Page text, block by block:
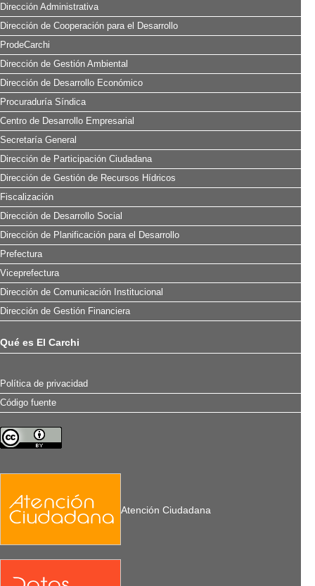
Dirección Administrativa
Dirección de Cooperación para el Desarrollo
ProdeCarchi
Dirección de Gestión Ambiental
Dirección de Desarrollo Económico
Procuraduría Síndica
Centro de Desarrollo Empresarial
Secretaría General
Dirección de Participación Ciudadana
Dirección de Gestión de Recursos Hídricos
Fiscalización
Dirección de Desarrollo Social
Dirección de Planificación para el Desarrollo
Prefectura
Viceprefectura
Dirección de Comunicación Institucional
Dirección de Gestión Financiera
Qué es El Carchi
Política de privacidad
Código fuente
Atención Ciudadana